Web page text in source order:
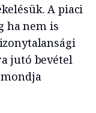
A piaci
ha nem is
jutó bevétel